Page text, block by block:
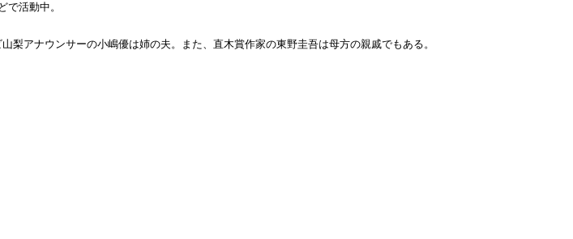
活動中。
アナウンサーの小嶋優は姉の夫。また、直木賞作家の東野圭吾は母方の親戚でもある。